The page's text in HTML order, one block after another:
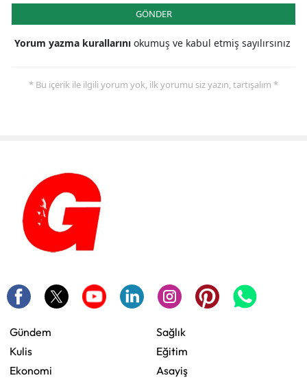
GÖNDER
Yorum yazma kurallarını okumuş ve kabul etmiş sayılırsınız
* Bu içerik ile ilgili yorum yok, ilk yorumu siz yazın, tartışalım *
Gündem
Kulis
Ekonomi
Sağlık
Eğitim
Asayiş